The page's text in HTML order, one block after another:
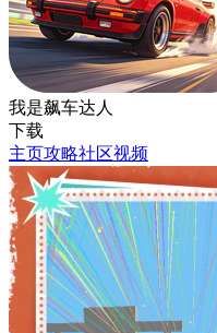
我是飙车达人
下载
主页攻略社区视频